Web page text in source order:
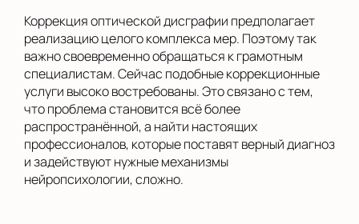
Коррекция оптической дисграфии предполагает
реализацию целого комплекса мер. Поэтому так
важно своевременно обращаться к грамотным
специалистам. Сейчас подобные коррекционные
услуги высоко востребованы. Это связано с тем,
что проблема становится всё более
распространённой, а найти настоящих
профессионалов, которые поставят верный диагноз
и задействуют нужные механизмы
нейропсихологии, сложно.